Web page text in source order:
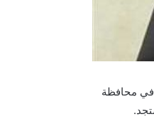
عمارة في محافظة